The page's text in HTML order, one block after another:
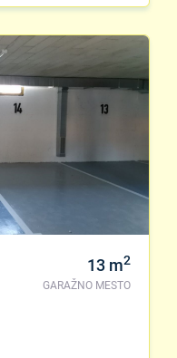
13 m2
GARAŽNO MESTO